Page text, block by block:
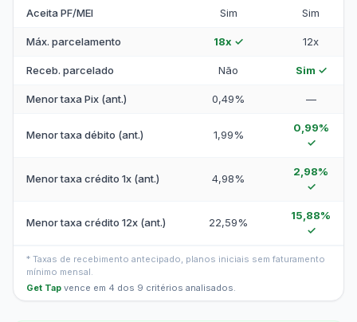
Aceita PF/MEI Sim Sim
Máx. parcelamento 18x ✓ 12x
Receb. parcelado Não Sim ✓
Menor taxa Pix (ant.) 0,49% —
Menor taxa débito (ant.) 1,99%
0,99%
✓
Menor taxa crédito 1x (ant.) 4,98%
2,98%
✓
Menor taxa crédito 12x (ant.) 22,59%
15,88%
✓
* Taxas de recebimento antecipado, planos iniciais sem faturamento
mínimo mensal.
Get Tap vence em 4 dos 9 critérios analisados.